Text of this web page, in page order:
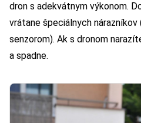
dron s adekvátnym výkonom.
vrátane špeciálnych
senzorom). Ak s dronom
a spadne.